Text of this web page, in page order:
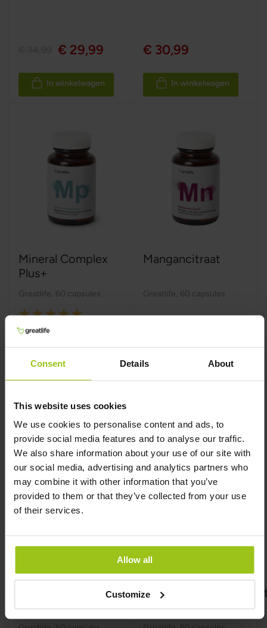
Consent Details About
This website uses cookies
We use cookies to personalise content and ads, to
provide social media features and to analyse our traffic.
We also share information about your use of our site with
our social media, advertising and analytics partners who
may combine it with other information that you’ve
provided to them or that they’ve collected from your use
of their services.
Allow all
Customize
€ 29,99
In winkelwagen
€ 30,99
In winkelwagen
Mineral Complex
Plus+
Greatlife 60 capsules
Rating:
100%
€ 25,99
Mangancitraat
Greatlife 60 capsules
€ 23,99